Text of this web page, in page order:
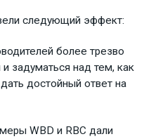
следующий эффект:
более трезво
и задуматься над тем, как
достойный ответ на
WBD и RBC дали